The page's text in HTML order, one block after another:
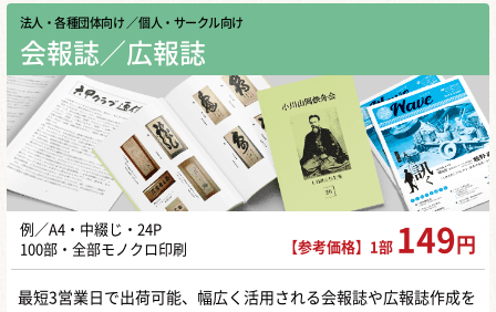
法人・各種団体向け ／ 個人・サークル向け
会報誌／広報誌
例／A4・中綴じ・24P
100部・全部モノクロ印刷
【参考価格】1部 149 円
最短3営業日で出荷可能、幅広く活用される会報誌や広報誌作成を